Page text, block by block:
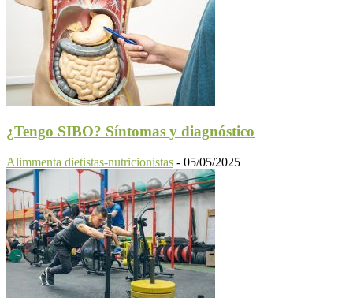
¿Tengo SIBO? Síntomas y diagnóstico
Alimmenta dietistas-nutricionistas - 05/05/2025